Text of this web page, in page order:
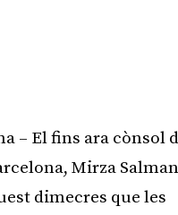
– El fins ara cònsol
Mirza
dimecres que les